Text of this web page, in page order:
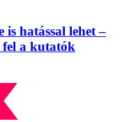
is hatással lehet –
fel a kutatók